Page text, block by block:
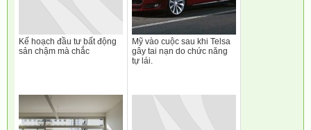
Kế hoạch đầu tư bất động
sản chậm mà chắc
Mỹ vào cuộc sau khi Telsa
gây tai nạn do chức năng
tự lái.